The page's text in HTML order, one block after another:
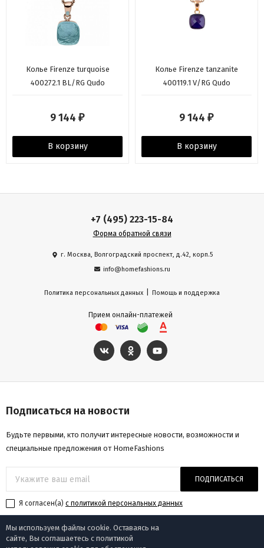
Колье Firenze turquoise
400272.1 BL/RG Qudo
9 144 ₽
В корзину
Колье Firenze tanzanite
400119.1 V/RG Qudo
9 144 ₽
В корзину
+7 (495) 223-15-84
Форма обратной связи
г. Москва, Волгоградский проспект, д.42, корп.5
info@homefashions.ru
Политика персональных данных Помощь и поддержка
Прием онлайн-платежей
Подписаться на новости
Будьте первыми, кто получит интересные новости, возможности и
специальные предложения от HomeFashions
ПОДПИСАТЬСЯ
Я согласен(a) с политикой персональных данных
Мы используем файлы cookie. Оставаясь на
сайте, Вы соглашаетесь с политикой